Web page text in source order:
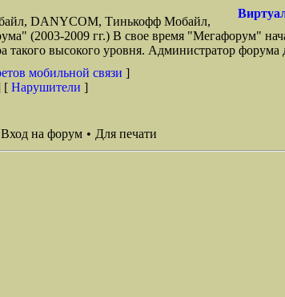
DANYCOM, Тинькофф Мобайл,
(2003-2009 гг.) В свое время "Мегафорум"
высокого уровня. Администратор форума
мобильной связи ]
[ Нарушители ]
Вход на форум • Для печати